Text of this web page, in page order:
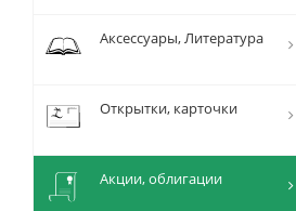
Аксессуары, Литература
Открытки, карточки
Акции, облигации